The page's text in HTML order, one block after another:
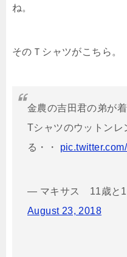
ね。
そのＴシャツがこちら。
金農の吉田君の弟が
Tシャツのウットンレ
る・・
— マキサス 11歳と
August 23, 2018